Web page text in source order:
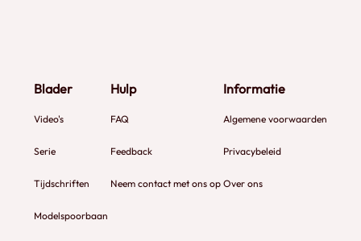
Blader
Video's
Serie
Tijdschriften
Modelspoorbaan
Hulp
FAQ
Feedback
Neem contact met ons op
Informatie
Algemene voorwaarden
Privacybeleid
Over ons